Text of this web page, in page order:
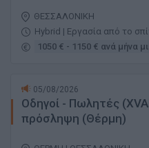
ΘΕΣΣΑΛΟΝΙΚΗ
Hybrid | Εργασία από το
1050 € - 1150 € ανά μήνα
05/08/2026
Οδηγοί - Πωλητές
πρόσληψη (Θέρμη)